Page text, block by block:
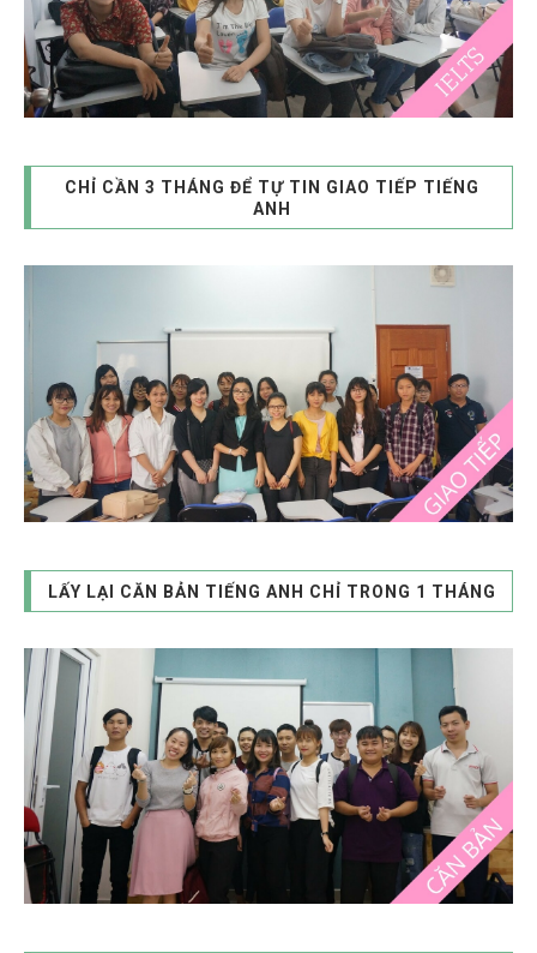
CHỈ CẦN 3 THÁNG ĐỂ TỰ TIN GIAO TIẾP TIẾNG
ANH
LẤY LẠI CĂN BẢN TIẾNG ANH CHỈ TRONG 1 THÁNG